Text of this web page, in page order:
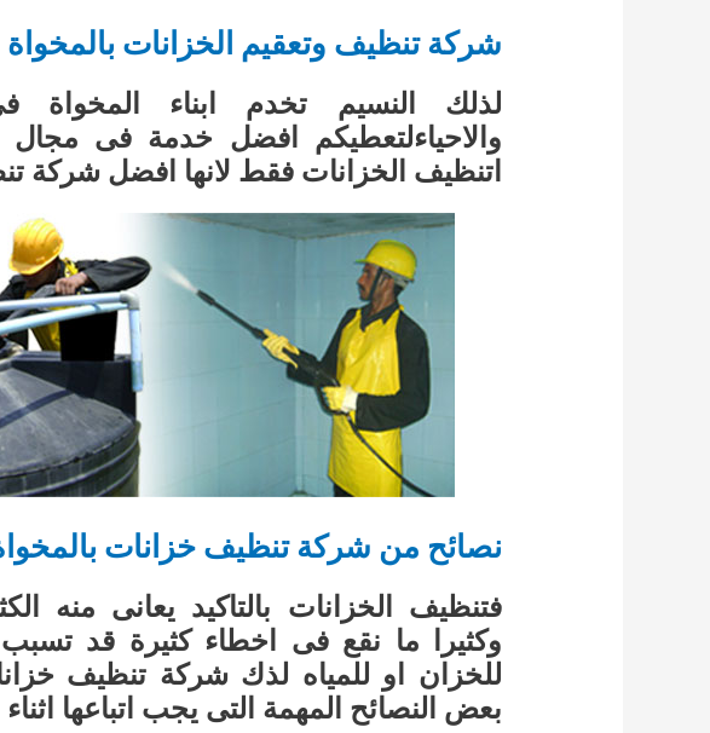
شركة تنظيف وتعقيم الخزانات بالمخواة
لذلك النسيم تخدم ابناء المخواة
والاحياءلتعطيكم افضل خدمة فى
اتنظيف الخزانات فقط لانها افضل شركة
نصائح من شركة تنظيف خزانات
فتنظيف الخزانات بالتاكيد يعانى منه
وكثيرا ما نقع فى اخطاء كثيرة قد تسبب
للخزان او للمياه لذك شركة تنظيف
بعض النصائح المهمة التى يجب اتباعها